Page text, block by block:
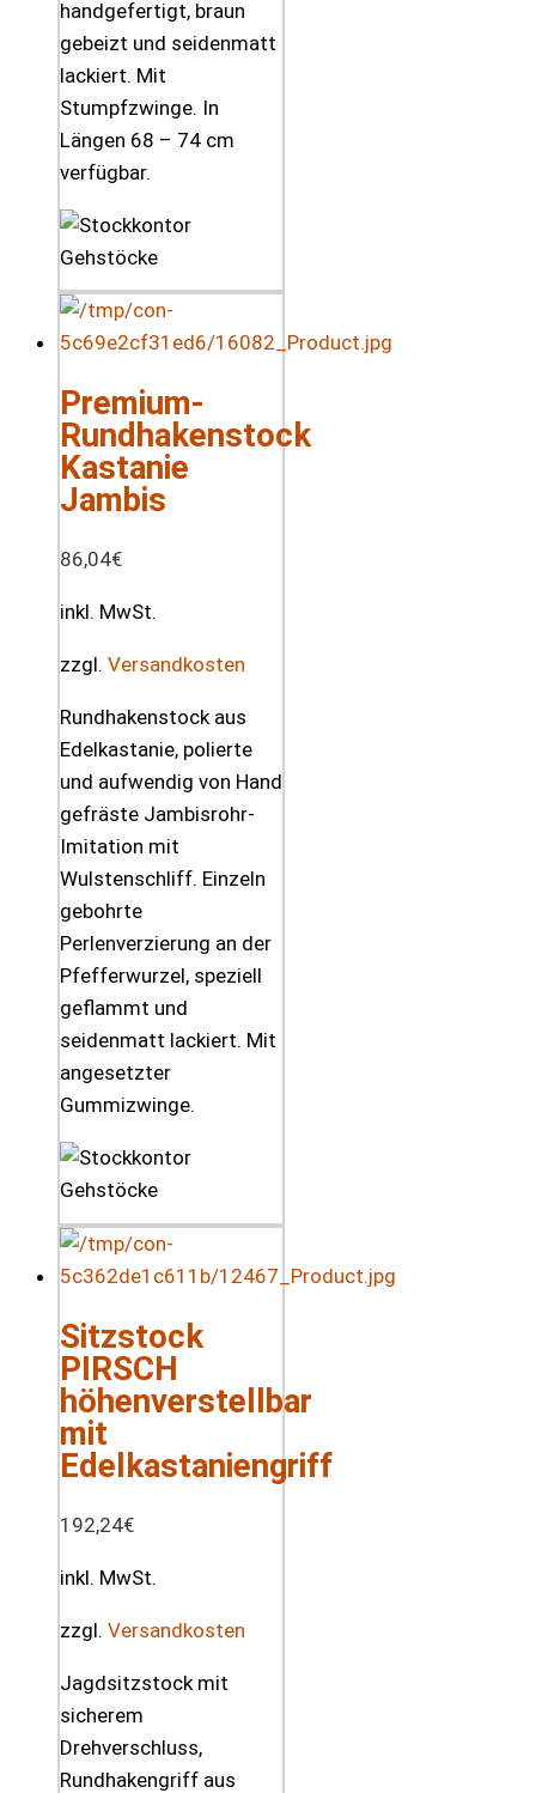
handgefertigt, braun
gebeizt und seidenmatt
lackiert. Mit
Stumpfzwinge. In
Längen 68 – 74 cm
verfügbar.
Premium-
Rundhakenstock
Kastanie
Jambis
86,04€
inkl. MwSt.
zzgl. Versandkosten
Rundhakenstock aus
Edelkastanie, polierte
und aufwendig von Hand
gefräste Jambisrohr-
Imitation mit
Wulstenschliff. Einzeln
gebohrte
Perlenverzierung an der
Pfefferwurzel, speziell
geflammt und
seidenmatt lackiert. Mit
angesetzter
Gummizwinge.
Sitzstock
PIRSCH
höhenverstellbar
mit
Edelkastaniengriff
192,24€
inkl. MwSt.
zzgl. Versandkosten
Jagdsitzstock mit
sicherem
Drehverschluss,
Rundhakengriff aus